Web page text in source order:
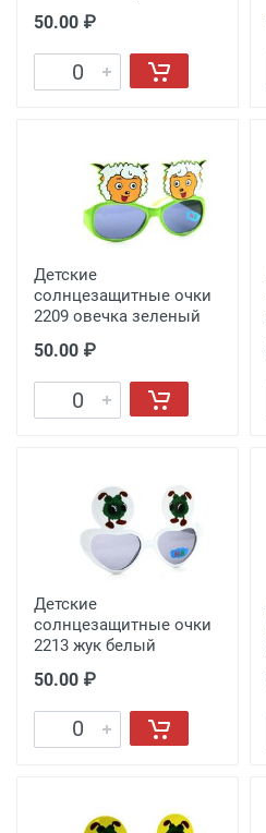
50.00 ₽
Детские
солнцезащитные очки
2209 овечка зеленый
50.00 ₽
Детские
солнцезащитные очки
2213 жук белый
50.00 ₽